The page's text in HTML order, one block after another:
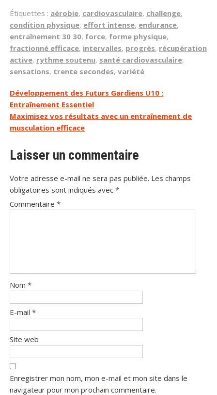
Étiquettes : aérobie, cardiovasculaire, challenge,
condition physique, effort intense, endurance,
entraînement 30 30, force, forme physique,
fractionné efficace, intervalles, progrès, récupération
active, rythme soutenu, santé cardiovasculaire,
sensations, trente secondes, variété
Navigation
de
l’article
Développement des Futurs Gardiens U10 :
Entraînement Essentiel
Maximisez vos résultats avec un entraînement de
musculation efficace
Laisser un commentaire
Votre adresse e-mail ne sera pas publiée. Les champs
obligatoires sont indiqués avec *
Commentaire *
Nom *
E-mail *
Site web
Enregistrer mon nom, mon e-mail et mon site dans le
navigateur pour mon prochain commentaire.